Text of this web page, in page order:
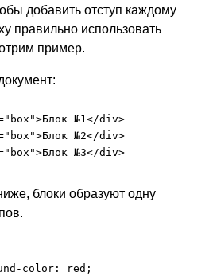
добавить отступ каждому
правильно использовать
пример.
№1</div>
№2</div>
№3</div>
блоки образуют одну
color: red;